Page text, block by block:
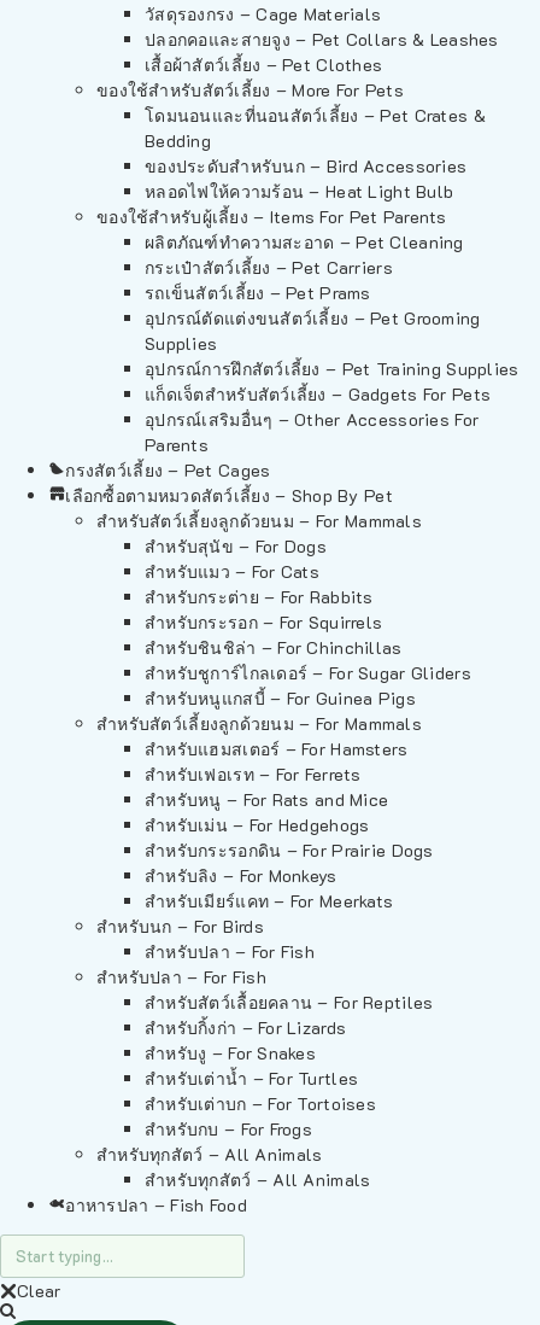
วัสดุรองกรง – Cage Materials
ปลอกคอและสายจูง – Pet Collars & Leashes
เสื้อผ้าสัตว์เลี้ยง – Pet Clothes
ของใช้สำหรับสัตว์เลี้ยง – More For Pets
โดมนอนและที่นอนสัตว์เลี้ยง – Pet Crates &
Bedding
ของประดับสำหรับนก – Bird Accessories
หลอดไฟให้ความร้อน – Heat Light Bulb
ของใช้สำหรับผู้เลี้ยง – Items For Pet Parents
ผลิตภัณฑ์ทำความสะอาด – Pet Cleaning
กระเป๋าสัตว์เลี้ยง – Pet Carriers
รถเข็นสัตว์เลี้ยง – Pet Prams
อุปกรณ์ตัดแต่งขนสัตว์เลี้ยง – Pet Grooming
Supplies
อุปกรณ์การฝึกสัตว์เลี้ยง – Pet Training Supplies
แก็ดเจ็ตสำหรับสัตว์เลี้ยง – Gadgets For Pets
อุปกรณ์เสริมอื่นๆ – Other Accessories For
Parents
กรงสัตว์เลี้ยง – Pet Cages
เลือกซื้อตามหมวดสัตว์เลี้ยง – Shop By Pet
สำหรับสัตว์เลี้ยงลูกด้วยนม – For Mammals
สำหรับสุนัข – For Dogs
สำหรับแมว – For Cats
สำหรับกระต่าย – For Rabbits
สำหรับกระรอก – For Squirrels
สำหรับชินชิล่า – For Chinchillas
สำหรับชูการ์ไกลเดอร์ – For Sugar Gliders
สำหรับหนูแกสบี้ – For Guinea Pigs
สำหรับสัตว์เลี้ยงลูกด้วยนม – For Mammals
สำหรับแฮมสเตอร์ – For Hamsters
สำหรับเฟอเรท – For Ferrets
สำหรับหนู – For Rats and Mice
สำหรับเม่น – For Hedgehogs
สำหรับกระรอกดิน – For Prairie Dogs
สำหรับลิง – For Monkeys
สำหรับเมียร์แคท – For Meerkats
สำหรับนก – For Birds
สำหรับปลา – For Fish
สำหรับปลา – For Fish
สำหรับสัตว์เลื้อยคลาน – For Reptiles
สำหรับกิ้งก่า – For Lizards
สำหรับงู – For Snakes
สำหรับเต่าน้ำ – For Turtles
สำหรับเต่าบก – For Tortoises
สำหรับกบ – For Frogs
สำหรับทุกสัตว์ – All Animals
สำหรับทุกสัตว์ – All Animals
อาหารปลา – Fish Food
Clear